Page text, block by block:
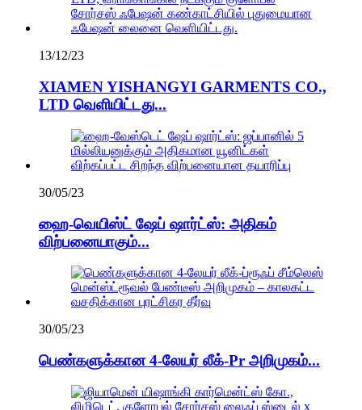
13/12/23
XIAMEN YISHANGYI GARMENTS CO.,
LTD வெளியிட்டது...
30/05/23
ஹை-வெயிஸ்ட் ஷேப் ஷார்ட்ஸ்: அதிகம்
விற்பனையாகும்...
30/05/23
பெண்களுக்கான 4-லேயர் லீக்-Pr அறிமுகம்...